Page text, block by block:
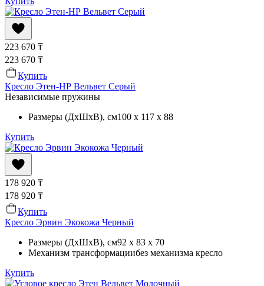
223 670 ₸
223 670 ₸
Купить
Кресло Этен-НР Вельвет Серый
Независимые пружины
Размеры (ДхШхВ), см100 x 117 x 88
Купить
178 920 ₸
178 920 ₸
Купить
Кресло Эрвин Экокожа Черный
Размеры (ДхШхВ), см92 x 83 x 70
Механизм трансформациибез механизма кресло
Купить